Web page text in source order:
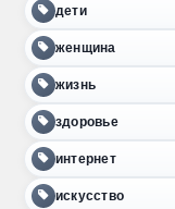
дети
женщина
жизнь
здоровье
интернет
искусство